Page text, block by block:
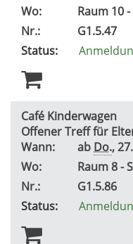
Wo:
Raum 10
Nr.:
G1.5.47
Status:
Café Kinderwagen
Offener Treff für
Wann:
ab Do.,
Wo:
Raum 8 -
Nr.:
G1.5.86
Status: